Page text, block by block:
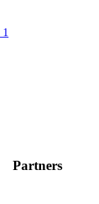
1
Partners